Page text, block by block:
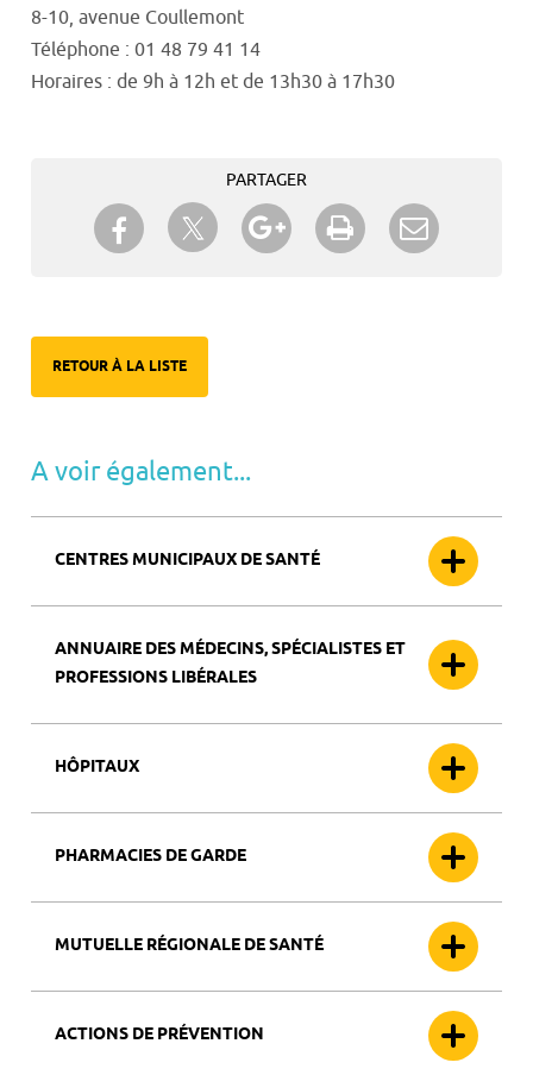
8-10, avenue Coullemont
Téléphone : 01 48 79 41 14
Horaires : de 9h à 12h et de 13h30 à 17h30
PARTAGER
Partager sur Facebook
Partager sur TwitterPartager sur Google+
Imprimer
RETOUR À LA LISTE
A voir également...
CENTRES MUNICIPAUX DE SANTÉ
ANNUAIRE DES MÉDECINS, SPÉCIALISTES ET
PROFESSIONS LIBÉRALES
HÔPITAUX
PHARMACIES DE GARDE
MUTUELLE RÉGIONALE DE SANTÉ
ACTIONS DE PRÉVENTION